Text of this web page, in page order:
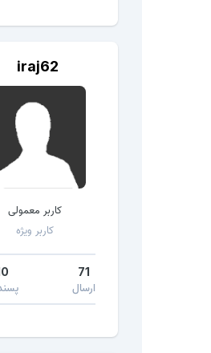
iraj62
کاربر معمولی
کاربر ویژه
71
ارسال